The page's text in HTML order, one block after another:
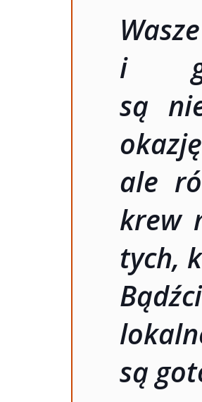
i
są
ale
krew
tych,
są